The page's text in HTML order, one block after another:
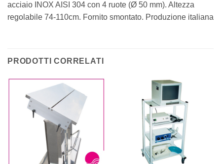
acciaio INOX AISI 304 con 4 ruote (Ø 50 mm). Altezza
regolabile 74-110cm. Fornito smontato. Produzione italiana
PRODOTTI CORRELATI